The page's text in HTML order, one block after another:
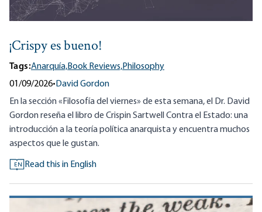
¡Crispy es bueno!
Tags:Anarquía,Book Reviews,Philosophy
01/09/2026• David Gordon
En la sección «Filosofía del viernes» de esta semana, el Dr. David
Gordon reseña el libro de Crispin Sartwell Contra el Estado: una
introducción a la teoría política anarquista y encuentra muchos
aspectos que le gustan.
EN Read this in English